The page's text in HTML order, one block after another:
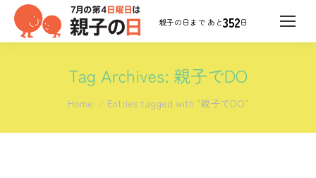
352日
Tag Archives: 親子でDO
You are here:
Home Entries tagged with "親子でDO"